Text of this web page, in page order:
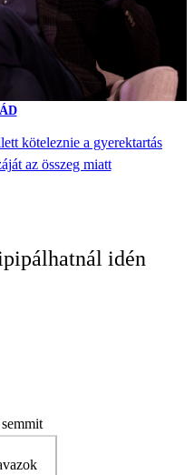
köteleznie a gyerektartás
az összeg miatt
idén